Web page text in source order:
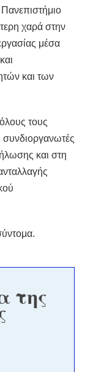
χαρά στην
μέσα
και των
τους
συνδιοργανωτές
και στη
της